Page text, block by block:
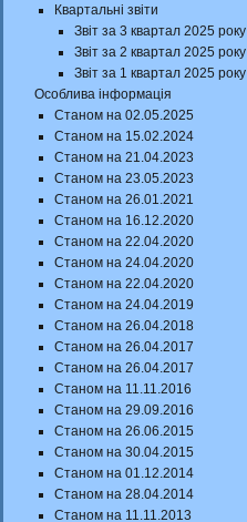
Квартальні звіти
Звіт за 3 квартал 2025 року
Звіт за 2 квартал 2025 року
Звіт за 1 квартал 2025 року
Особлива інформація
Станом на 02.05.2025
Станом на 15.02.2024
Станом на 21.04.2023
Станом на 23.05.2023
Станом на 26.01.2021
Станом на 16.12.2020
Станом на 22.04.2020
Станом на 24.04.2020
Станом на 22.04.2020
Станом на 24.04.2019
Станом на 26.04.2018
Станом на 26.04.2017
Станом на 26.04.2017
Станом на 11.11.2016
Станом на 29.09.2016
Станом на 26.06.2015
Станом на 30.04.2015
Станом на 01.12.2014
Станом на 28.04.2014
Станом на 11.11.2013